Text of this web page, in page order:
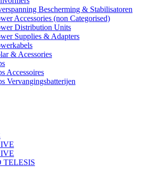
Bescherming & Stabilisatoren
Accessories (non Categorised)
Distribution Units
Supplies & Adapters
& Acessories
Accessoires
Vervangingsbatterijen
TELESIS